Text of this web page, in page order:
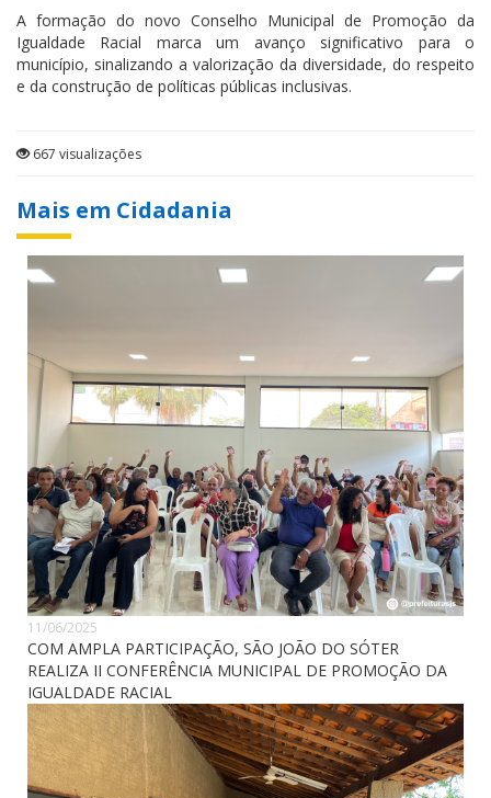
A formação do novo Conselho Municipal de Promoção da
Igualdade Racial marca um avanço significativo para o
município, sinalizando a valorização da diversidade, do respeito
e da construção de políticas públicas inclusivas.
667 visualizações
Mais em Cidadania
11/06/2025
COM AMPLA PARTICIPAÇÃO, SÃO JOÃO DO SÓTER
REALIZA II CONFERÊNCIA MUNICIPAL DE PROMOÇÃO DA
IGUALDADE RACIAL